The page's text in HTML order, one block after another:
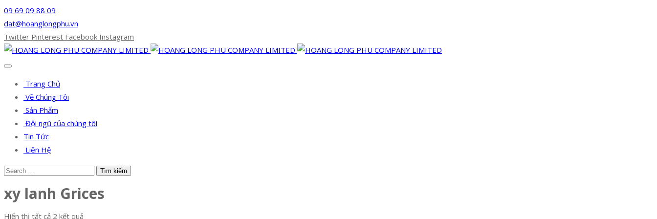
09 69 09 88 09
dat@hoanglongphu.vn
Twitter Pinterest Facebook Instagram
Trang Chủ
Về Chúng Tôi
Sản Phẩm
Đội ngũ của chúng tôi
Tin Tức
Liên Hệ
xy lanh Grices
Hiển thị tất cả 2 kết quả